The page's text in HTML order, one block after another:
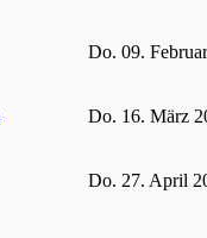
Do. 09.
Do. 16. März
Do. 27. April